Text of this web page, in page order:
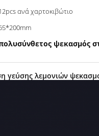
ανά χαρτοκιβώτιο
ψεκασμός
γεύσης λεμονιών